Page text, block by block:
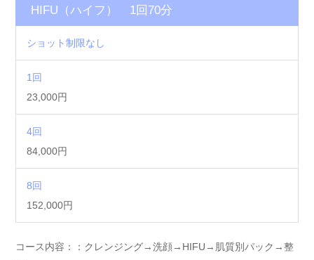
HIFU（ハイフ） 1回70分
ショット制限なし
1回
23,000円
4回
84,000円
8回
152,000円
コース内容：：クレンジング→洗顔→HIFU→肌質別パック→整